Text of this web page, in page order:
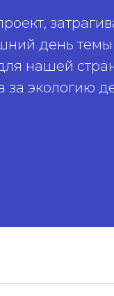
день темы
нашей
за экологию